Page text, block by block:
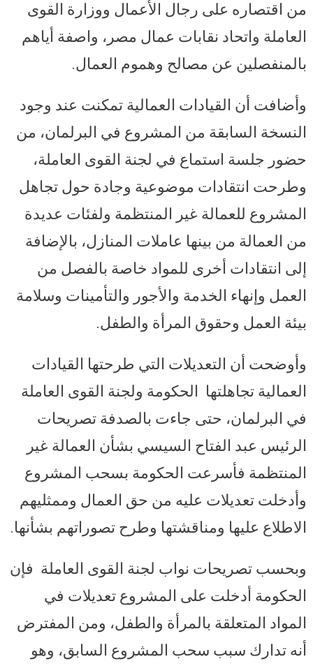
من اقتصاره على رجال الأعمال ووزارة القوى
العاملة واتحاد نقابات عمال مصر، واصفة أياهم
بالمنفصلين عن مصالح وهموم العمال.
وأضافت أن القيادات العمالية تمكنت عند وجود
النسخة السابقة من المشروع في البرلمان، من
حضور جلسة استماع في لجنة القوى العاملة،
وطرحت انتقادات موضوعية وجادة حول تجاهل
المشروع للعمالة غير المنتظمة ولفئات عديدة
من العمالة من بينها عاملات المنازل، بالإضافة
إلى انتقادات أخرى للمواد خاصة بالفصل من
العمل وإنهاء الخدمة والأجور والتأمينات وسلامة
بيئة العمل وحقوق المرأة والطفل.
وأوضحت أن التعديلات التي طرحتها القيادات
العمالية تجاهلتها الحكومة ولجنة القوى العاملة
في البرلمان، حتى جاءت بالصدفة تصريحات
الرئيس عبد الفتاح السيسي بشأن العمالة غير
المنتظمة فأسرعت الحكومة بسحب المشروع
وأدخلت تعديلات عليه من حق العمال وممثليهم
الاطلاع عليها ومناقشتها وطرح تصوراتهم بشأنها.
وبحسب تصريحات نواب لجنة القوى العاملة فإن
الحكومة أدخلت على المشروع تعديلات في
المواد المتعلقة بالمرأة والطفل، ومن المفترض
أنه تدارك سبب سحب المشروع السابق، وهو